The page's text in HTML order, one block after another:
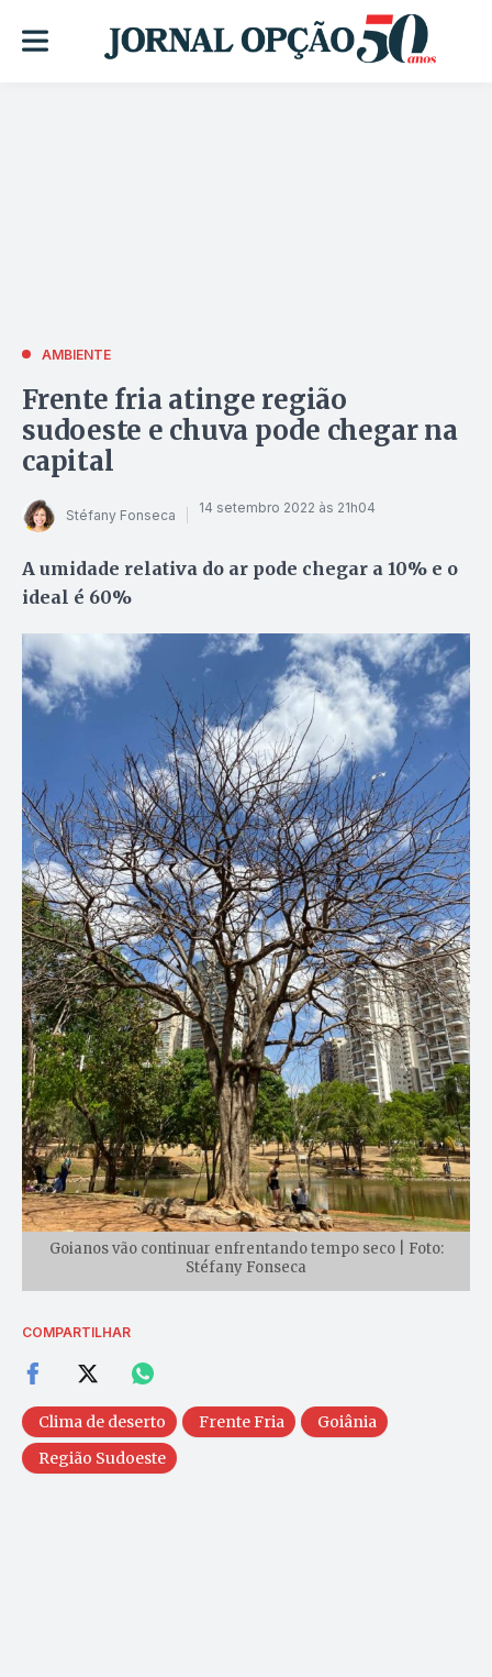
AMBIENTE
Frente fria atinge região
sudoeste e chuva pode chegar na
capital
Stéfany Fonseca 14 setembro 2022 às 21h04
A umidade relativa do ar pode chegar a 10% e o
ideal é 60%
Goianos vão continuar enfrentando tempo seco | Foto:
Stéfany Fonseca
COMPARTILHAR
Clima de deserto Frente Fria
Goiânia
Região Sudoeste